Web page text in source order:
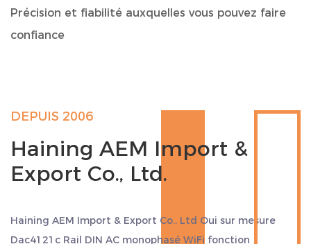
Précision et fiabilité auxquelles vous pouvez faire
confiance
gamme de fonctionnalités et d'avantages qui le
distinguent des autres :
Service après-vente : nous sommes garants de la
délai d'un an pour garantir votre satisfaction et
DEPUIS 2006
Haining AEM Import &
Export Co., Ltd.
Haining AEM Import & Export Co., Ltd Oui sur mesure
Dac4121c Rail DIN AC monophasé WiFi fonction